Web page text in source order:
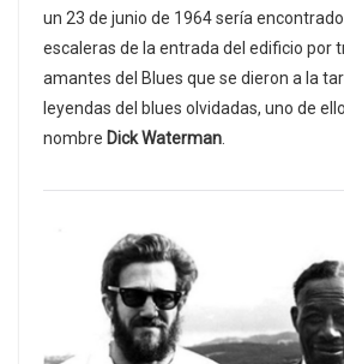
un 23 de junio de 1964 sería
escaleras de la entrada del edificio por
amantes del Blues que se dieron a la
leyendas del blues olvidadas, uno de
nombre Dick Waterman